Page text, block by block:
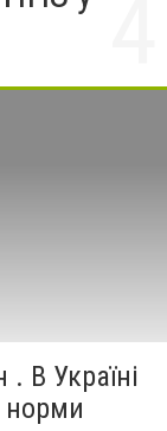
В Україні
норми